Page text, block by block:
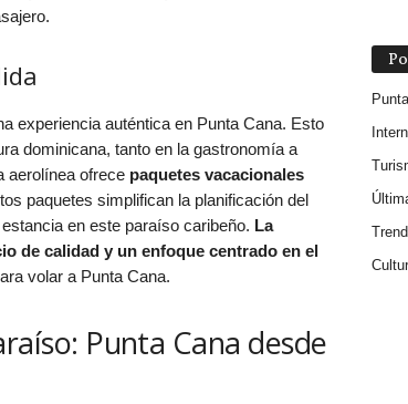
experiencia auténtica en Punta Cana. Esto
dominicana, tanto en la gastronomía a
aerolínea ofrece paquetes vacacionales
paquetes simplifican la planificación del
en este paraíso caribeño. La
de calidad y un enfoque centrado en el
volar a Punta Cana.
Punta Cana desde